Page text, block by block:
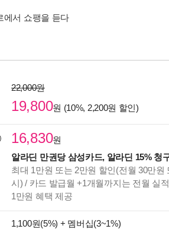
에서 쇼팽을 듣다
22,000원
19,800원 (10%, 2,200원 할인)
16,830원
알라딘 만권당 삼성카드, 알라딘 15% 청
최대 1만원 또는 2만원 할인(전월 30만원
시) / 카드 발급월 +1개월까지는 전월 실
1만원 혜택 제공
1,100원(5%) + 멤버십(3~1%)